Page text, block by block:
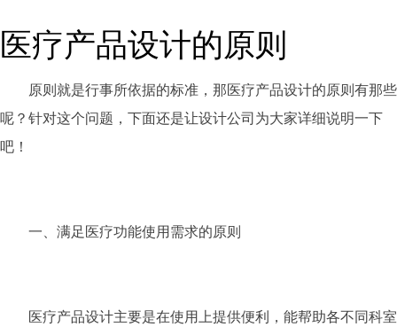
医疗产品设计的原则
原则就是行事所依据的标准，那医疗产品设计的原则有那些
呢？针对这个问题，下面还是让设计公司为大家详细说明一下
吧！
一、满足医疗功能使用需求的原则
医疗产品设计主要是在使用上提供便利，能帮助各不同科室